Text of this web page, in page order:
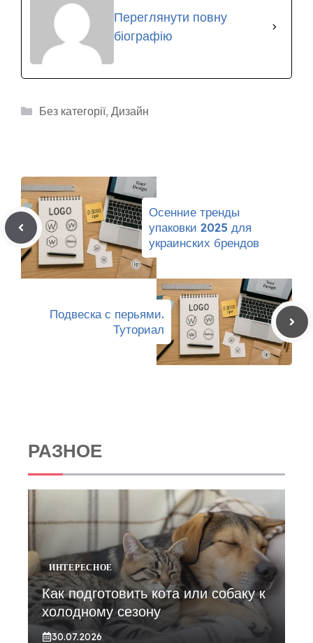
Переглянути повну
біографію
Рубрики
Без категорії, Дизайн
Осенние тренды
упаковки 2025 для
украинских брендов
Подвеска с перьями.
Туториал
РАЗНОЕ
ИНТЕРЕСНОЕ
Как подготовить кота или собаку к
холодному сезону
30.07.2026